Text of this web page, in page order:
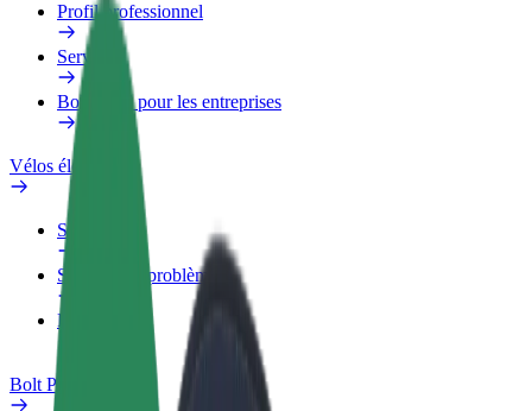
Profil professionnel
Services
Bolt Food pour les entreprises
Vélos électriques
Safety Lab
Signaler un problème
FAQ
Bolt Plus